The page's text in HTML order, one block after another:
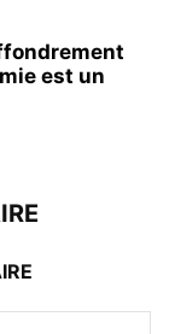
est un